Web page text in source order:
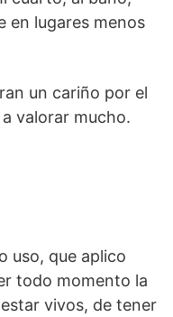
en lugares menos
un cariño por el
valorar mucho.
uso, que aplico
todo momento la
vivos, de tener